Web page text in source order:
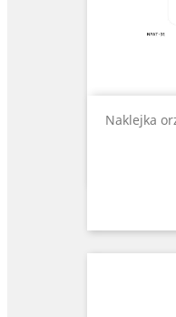
Naklejka